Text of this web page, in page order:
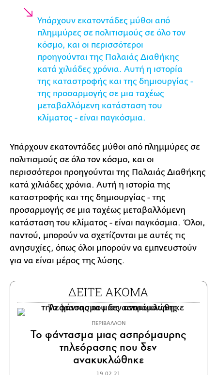
Υπάρχουν εκατοντάδες μύθοι από
πλημμύρες σε πολιτισμούς σε όλο τον
κόσμο, και οι περισσότεροι
προηγούνται της Παλαιάς Διαθήκης
κατά χιλιάδες χρόνια. Αυτή η ιστορία
της καταστροφής και της δημιουργίας -
της προσαρμογής σε μια ταχέως
μεταβαλλόμενη κατάσταση του
κλίματος - είναι παγκόσμια.
Υπάρχουν εκατοντάδες μύθοι από πλημμύρες σε
πολιτισμούς σε όλο τον κόσμο, και οι
περισσότεροι προηγούνται της Παλαιάς Διαθήκης
κατά χιλιάδες χρόνια. Αυτή η ιστορία της
καταστροφής και της δημιουργίας - της
προσαρμογής σε μια ταχέως μεταβαλλόμενη
κατάσταση του κλίματος - είναι παγκόσμια. Όλοι,
παντού, μπορούν να σχετίζονται με αυτές τις
ανησυχίες, όπως όλοι μπορούν να εμπνευστούν
για να είναι μέρος της λύσης.
ΔΕΙΤΕ ΑΚΟΜΑ
ΠΕΡΙΒΑΛΛΟΝ
Το φάντασμα μιας ασπρόμαυρης
τηλεόρασης που δεν
ανακυκλώθηκε
19.02.21